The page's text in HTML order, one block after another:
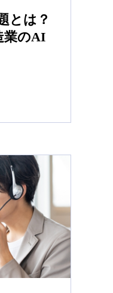
とは？
業のAI